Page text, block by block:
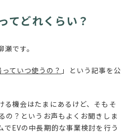
てどれくらい？
です。
ていつ使うの？ 」という記事を公
る機会はたまにあるけど、そもそ
の？というお声もよくお聞きしま
でEVの中長期的な事業検討を行う